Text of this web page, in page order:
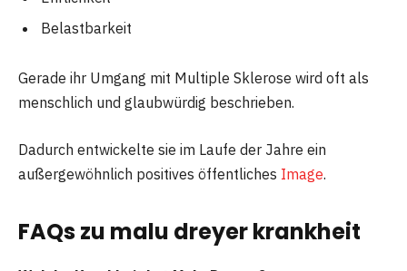
Belastbarkeit
Gerade ihr Umgang mit Multiple Sklerose wird oft als
menschlich und glaubwürdig beschrieben.
Dadurch entwickelte sie im Laufe der Jahre ein
außergewöhnlich positives öffentliches Image.
FAQs zu malu dreyer krankheit